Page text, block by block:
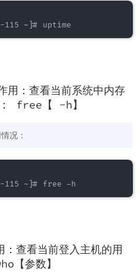
：查看当前系统中内存
： free【 -h】
况：
查看当前登入主机的用
【参数】